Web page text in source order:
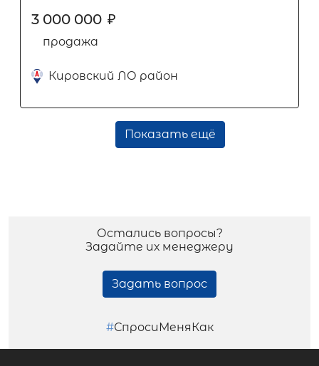
3 000 000 ₽
продажа
Кировский ЛО район
Показать ещё
Остались вопросы?
Задайте их менеджеру
Задать вопрос
#СпросиМеняКак